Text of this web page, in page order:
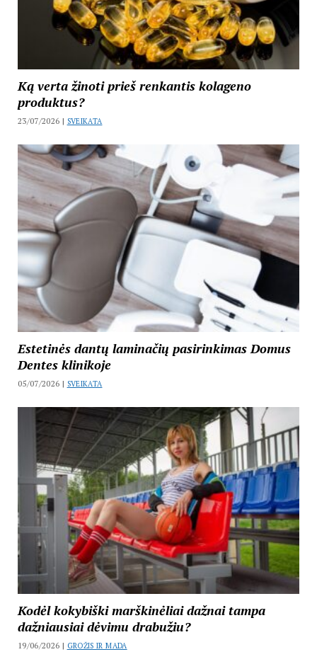
Ką verta žinoti prieš renkantis kolageno
produktus?
23/07/2026 | SVEIKATA
Estetinės dantų laminačių pasirinkimas Domus
Dentes klinikoje
05/07/2026 | SVEIKATA
Kodėl kokybiški marškinėliai dažnai tampa
dažniausiai dėvimu drabužiu?
19/06/2026 | GROŽIS IR MADA